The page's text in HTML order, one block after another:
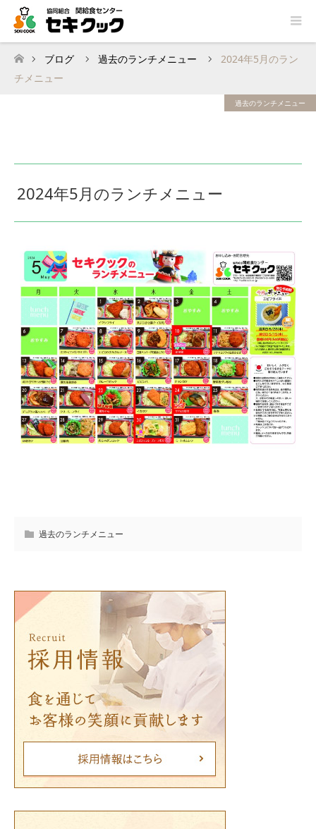
ホーム
ブログ 過去のランチメニュー
2024年5月のラン
チメニュー
過去のランチメニュー
2024年5月のランチメニュー
過去のランチメニュー